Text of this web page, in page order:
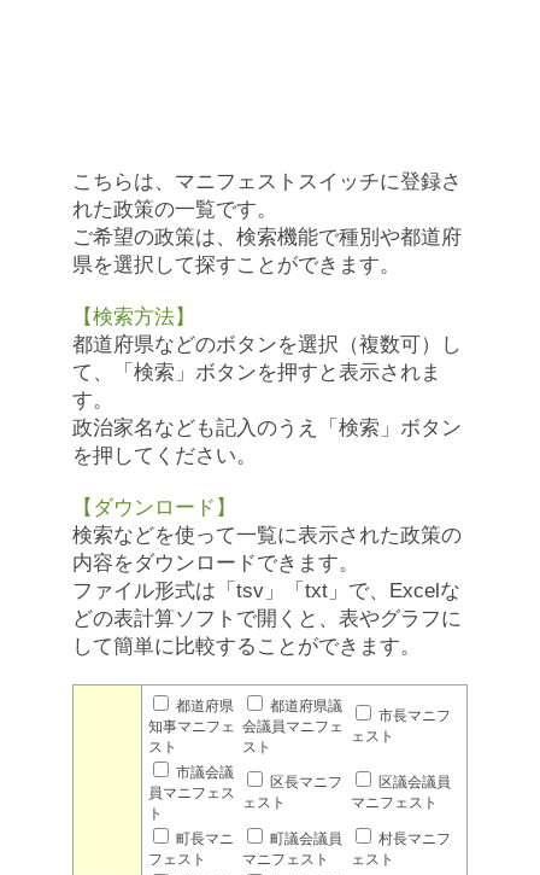
こちらは、マニフェストスイッチに登録さ
れた政策の一覧です。
ご希望の政策は、検索機能で種別や都道府
県を選択して探すことができます。
【検索方法】
都道府県などのボタンを選択（複数可）し
て、「検索」ボタンを押すと表示されま
す。
政治家名なども記入のうえ「検索」ボタン
を押してください。
【ダウンロード】
検索などを使って一覧に表示された政策の
内容をダウンロードできます。
ファイル形式は「tsv」「txt」で、Excelな
どの表計算ソフトで開くと、表やグラフに
して簡単に比較することができます。
都道府県
知事マニフェ
スト
都道府県議
会議員マニフェ
スト
市長マニフ
ェスト
市議会議
員マニフェス
ト
区長マニフ
ェスト
区議会議員
マニフェスト
町長マニ
フェスト
町議会議員
マニフェスト
村長マニフ
ェスト